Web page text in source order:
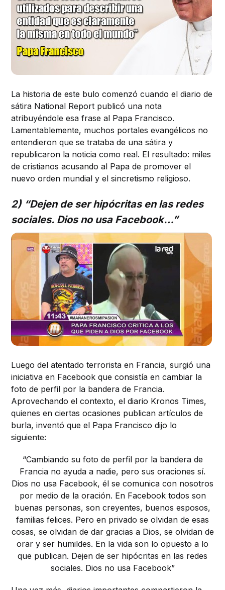
La historia de este bulo comenzó cuando el diario de
sátira National Report publicó una nota
atribuyéndole esa frase al Papa Francisco.
Lamentablemente, muchos portales evangélicos no
entendieron que se trataba de una sátira y
republicaron la noticia como real. El resultado: miles
de cristianos acusando al Papa de promover el
nuevo orden mundial y el sincretismo religioso.
2) “Dejen de ser hipócritas en las redes
sociales. Dios no usa Facebook…”
Luego del atentado terrorista en Francia, surgió una
iniciativa en Facebook que consistía en cambiar la
foto de perfil por la bandera de Francia.
Aprovechando el contexto, el diario Kronos Times,
quienes en ciertas ocasiones publican artículos de
burla, inventó que el Papa Francisco dijo lo
siguiente:
“Cambiando su foto de perfil por la bandera de
Francia no ayuda a nadie, pero sus oraciones sí.
Dios no usa Facebook, él se comunica con nosotros
por medio de la oración. En Facebook todos son
buenas personas, son creyentes, buenos esposos,
familias felices. Pero en privado se olvidan de esas
cosas, se olvidan de dar gracias a Dios, se olvidan de
orar y ser humildes. En la vida son lo opuesto a lo
que publican. Dejen de ser hipócritas en las redes
sociales. Dios no usa Facebook”